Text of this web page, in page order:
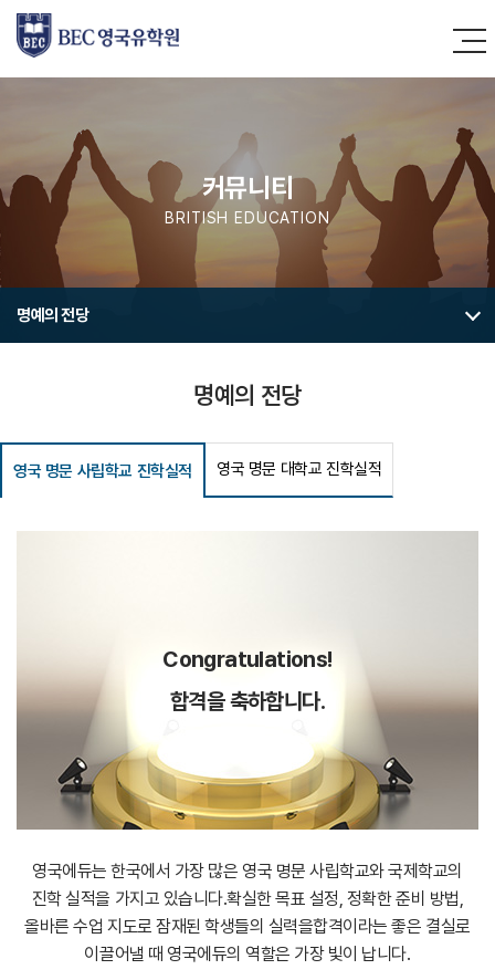
커뮤니티
BRITISH EDUCATION
명예의 전당
명예의 전당
영국 명문 사립학교 진학실적 영국 명문 대학교 진학실적
Congratulations!
합격을 축하합니다.
영국에듀는 한국에서 가장 많은 영국 명문 사립학교와 국제학교의
진학 실적을 가지고 있습니다.확실한 목표 설정, 정확한 준비 방법,
올바른 수업 지도로 잠재된 학생들의 실력을합격이라는 좋은 결실로
이끌어낼 때 영국에듀의 역할은 가장 빛이 납니다.